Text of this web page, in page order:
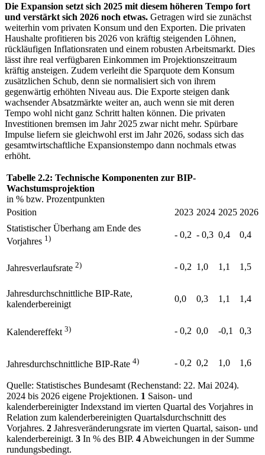
Die Expansion setzt sich 2025 mit diesem höheren Tempo fort
und verstärkt sich 2026 noch etwas. Getragen wird sie zunächst
weiterhin vom privaten Konsum und den Exporten. Die privaten
Haushalte profitieren bis 2026 von kräftig steigenden Löhnen,
rückläufigen Inflationsraten und einem robusten Arbeitsmarkt. Dies
lässt ihre real verfügbaren Einkommen im Projektionszeitraum
kräftig ansteigen. Zudem verleiht die Sparquote dem Konsum
zusätzlichen Schub, denn sie normalisiert sich von ihrem
gegenwärtig erhöhten Niveau aus. Die Exporte steigen dank
wachsender Absatzmärkte weiter an, auch wenn sie mit deren
Tempo wohl nicht ganz Schritt halten können. Die privaten
Investitionen bremsen im Jahr 2025 zwar nicht mehr. Spürbare
Impulse liefern sie gleichwohl erst im Jahr 2026, sodass sich das
gesamtwirtschaftliche Expansionstempo dann nochmals etwas
erhöht.
Tabelle 2.2: Technische Komponenten zur BIP-
Wachstumsprojektion
in % bzw. Prozentpunkten
Position
2023 2024 2025 2026
Statistischer Überhang am Ende des
Vorjahres 1) - 0,2 - 0,3 0,4 0,4
Jahresverlaufsrate 2) - 0,2 1,0 1,1 1,5
Jahresdurchschnittliche BIP-Rate,
kalenderbereinigt
0,0 0,3 1,1 1,4
Kalendereffekt 3) - 0,2 0,0 -0,1 0,3
Jahresdurchschnittliche BIP-Rate 4) - 0,2 0,2 1,0 1,6
Quelle: Statistisches Bundesamt (Rechenstand: 22. Mai 2024).
2024 bis 2026 eigene Projektionen. 1 Saison- und
kalenderbereinigter Indexstand im vierten Quartal des Vorjahres in
Relation zum kalenderbereinigten Quartalsdurchschnitt des
Vorjahres. 2 Jahresveränderungsrate im vierten Quartal, saison- und
kalenderbereinigt. 3 In % des BIP. 4 Abweichungen in der Summe
rundungsbedingt.